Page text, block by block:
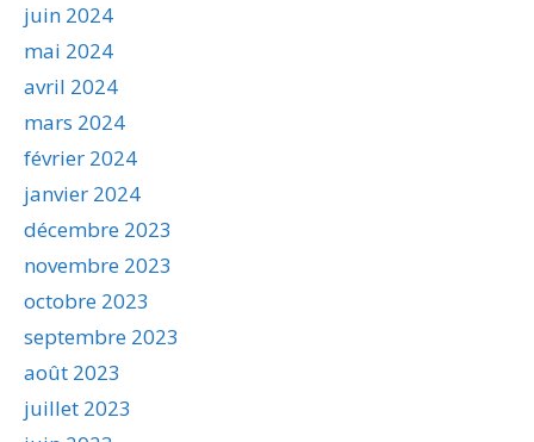
juin 2024
mai 2024
avril 2024
mars 2024
février 2024
janvier 2024
décembre 2023
novembre 2023
octobre 2023
septembre 2023
août 2023
juillet 2023